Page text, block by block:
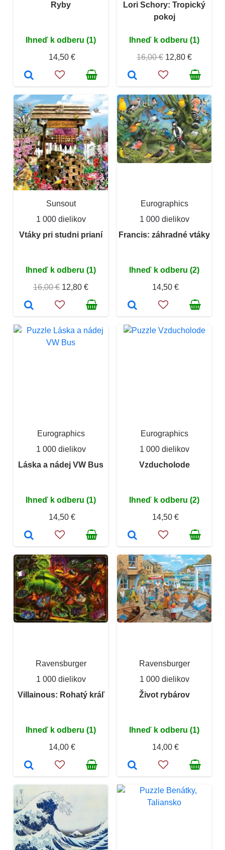
Ryby
Ihneď k odberu (1)
14,50 €
Lori Schory: Tropický
pokoj
Ihneď k odberu (1)
16,00 € 12,80 €
Sunsout
1 000 dielikov
Vtáky pri studni prianí
Ihneď k odberu (1)
16,00 € 12,80 €
Eurographics
1 000 dielikov
Francis: záhradné vtáky
Ihneď k odberu (2)
14,50 €
Eurographics
1 000 dielikov
Láska a nádej VW Bus
Ihneď k odberu (1)
14,50 €
Eurographics
1 000 dielikov
Vzducholode
Ihneď k odberu (2)
14,50 €
Ravensburger
1 000 dielikov
Villainous: Rohatý kráľ
Ihneď k odberu (1)
14,00 €
Ravensburger
1 000 dielikov
Život rybárov
Ihneď k odberu (1)
14,00 €